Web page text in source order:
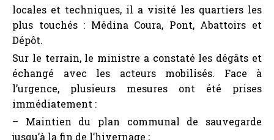
locales et techniques, il a visité les quartiers les
plus touchés : Médina Coura, Pont, Abattoirs et
Dépôt.
Sur le terrain, le ministre a constaté les dégâts et
échangé avec les acteurs mobilisés. Face à
l’urgence, plusieurs mesures ont été prises
immédiatement :
– Maintien du plan communal de sauvegarde
jusqu’à la fin de l’hivernage ;